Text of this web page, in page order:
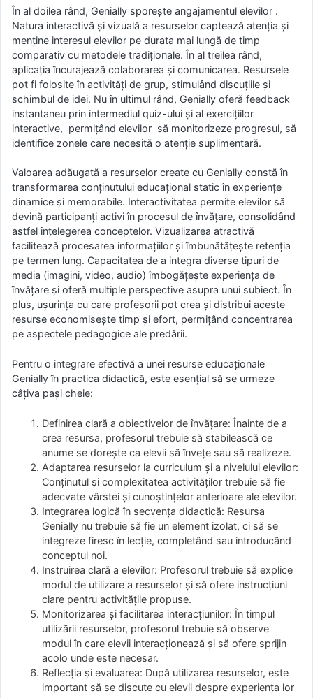
În al doilea rând, Genially sporește angajamentul elevilor .
Natura interactivă și vizuală a resurselor captează atenția și
menține interesul elevilor pe durata mai lungă de timp
comparativ cu metodele tradiționale. În al treilea rând,
aplicația încurajează colaborarea și comunicarea. Resursele
pot fi folosite în activități de grup, stimulând discuțiile și
schimbul de idei. Nu în ultimul rând, Genially oferă feedback
instantaneu prin intermediul quiz-ului și al exercițiilor
interactive, permițând elevilor să monitorizeze progresul, să
identifice zonele care necesită o atenție suplimentară.
Valoarea adăugată a resurselor create cu Genially constă în
transformarea conținutului educațional static în experiențe
dinamice și memorabile. Interactivitatea permite elevilor să
devină participanți activi în procesul de învățare, consolidând
astfel înțelegerea conceptelor. Vizualizarea atractivă
facilitează procesarea informațiilor și îmbunătățește retenția
pe termen lung. Capacitatea de a integra diverse tipuri de
media (imagini, video, audio) îmbogățește experiența de
învățare și oferă multiple perspective asupra unui subiect. În
plus, ușurința cu care profesorii pot crea și distribui aceste
resurse economisește timp și efort, permițând concentrarea
pe aspectele pedagogice ale predării.
Pentru o integrare efectivă a unei resurse educaționale
Genially în practica didactică, este esențial să se urmeze
câțiva pași cheie:
Definirea clară a obiectivelor de învățare: Înainte de a
crea resursa, profesorul trebuie să stabilească ce
anume se dorește ca elevii să învețe sau să realizeze.
Adaptarea resurselor la curriculum și a nivelului elevilor:
Conținutul și complexitatea activităților trebuie să fie
adecvate vârstei și cunoștințelor anterioare ale elevilor.
Integrarea logică în secvența didactică: Resursa
Genially nu trebuie să fie un element izolat, ci să se
integreze firesc în lecție, completând sau introducând
conceptul noi.
Instruirea clară a elevilor: Profesorul trebuie să explice
modul de utilizare a resurselor și să ofere instrucțiuni
clare pentru activitățile propuse.
Monitorizarea și facilitarea interacțiunilor: În timpul
utilizării resurselor, profesorul trebuie să observe
modul în care elevii interacționează și să ofere sprijin
acolo unde este necesar.
Reflecția și evaluarea: După utilizarea resurselor, este
important să se discute cu elevii despre experiența lor